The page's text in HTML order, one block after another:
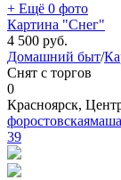
+ Ещё 0 фото
Картина "Снег"
4 500 руб.
Домашний быт/
Снят с торгов
0
Красноярск,
форостовскаямаша
39